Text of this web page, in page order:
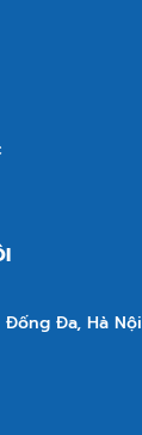
Đa, Hà Nội